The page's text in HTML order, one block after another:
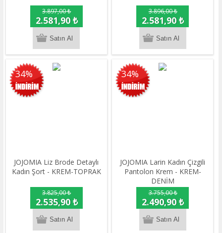
3.897,00 ₺
2.581,90 ₺
3.896,00 ₺
2.581,90 ₺
34%
JOJOMIA Liz Brode Detaylı
Kadın Şort - KREM-TOPRAK
3.825,00 ₺
2.535,90 ₺
34%
JOJOMIA Larin Kadın Çizgili
Pantolon Krem - KREM-
DENİM
3.755,00 ₺
2.490,90 ₺